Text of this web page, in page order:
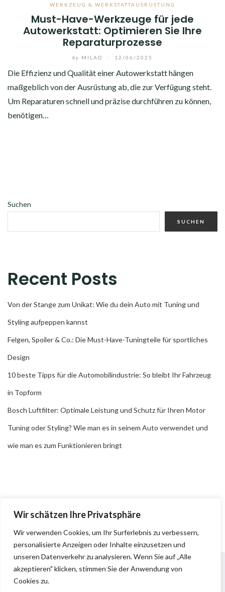
Wir schätzen Ihre Privatsphäre
Wir verwenden Cookies, um Ihr Surferlebnis zu verbessern,
personalisierte Anzeigen oder Inhalte einzusetzen und
unseren Datenverkehr zu analysieren. Wenn Sie auf „Alle
akzeptieren" klicken, stimmen Sie der Anwendung von
Cookies zu.
WERKZEUG & WERKSTATTAUSRÜSTUNG
Must-Have-Werkzeuge für jede
Autowerkstatt: Optimieren Sie Ihre
Reparaturprozesse
by MILAD 12/06/2025
Die Effizienz und Qualität einer Autowerkstatt hängen
maßgeblich von der Ausrüstung ab, die zur Verfügung steht.
Um Reparaturen schnell und präzise durchführen zu können,
benötigen…
Suchen
SUCHEN
Recent Posts
Von der Stange zum Unikat: Wie du dein Auto mit Tuning und
Styling aufpeppen kannst
Felgen, Spoiler & Co.: Die Must-Have-Tuningteile für sportliches
Design
10 beste Tipps für die Automobilindustrie: So bleibt Ihr Fahrzeug
in Topform
Bosch Luftfilter: Optimale Leistung und Schutz für Ihren Motor
Tuning oder Styling? Wie man es in seinem Auto verwendet und
wie man es zum Funktionieren bringt